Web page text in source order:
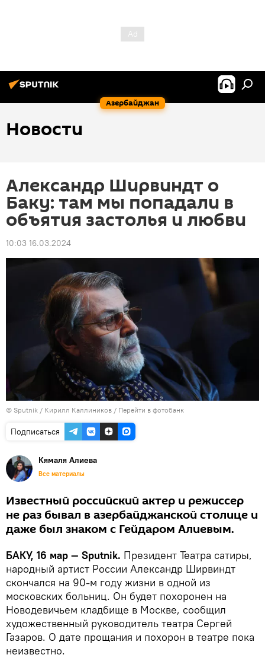
Азербайджан
Новости
Александр Ширвиндт о
Баку: там мы попадали в
объятия застолья и любви
10:03 16.03.2024
© Sputnik / Кирилл Каллиников / Перейти в фотобанк
Подписаться
Кямаля Алиева
Все материалы
Известный российский актер и режиссер
не раз бывал в азербайджанской столице и
даже был знаком с Гейдаром Алиевым.
БАКУ, 16 мар — Sputnik. Президент Театра сатиры,
народный артист России Александр Ширвиндт
скончался на 90-м году жизни в одной из
московских больниц. Он будет похоронен на
Новодевичьем кладбище в Москве, сообщил
художественный руководитель театра Сергей
Газаров. О дате прощания и похорон в театре пока
неизвестно.